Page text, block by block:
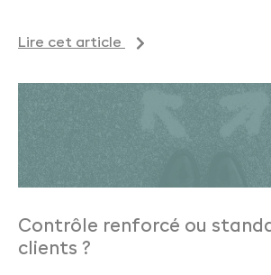
Lire cet article
Contrôle renforcé ou
clients ?